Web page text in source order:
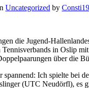
Uncategorized by
die Jugend-
Tennisverbands in Oslip
über die
spannend: Ich spielte bei
(UTC Neudörfl), es